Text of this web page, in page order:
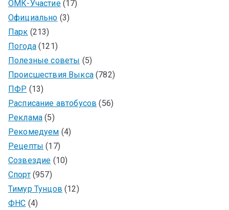
ОМК-Участие(17)
Официально (3)
Парк (213)
Погода(121)
Полезные советы (5)
Происшествия Выкса(782)
ПФР (13)
Расписание автобусов (56)
Реклама (5)
Рекомедуем (4)
Рецепты (17)
Созвездие (10)
Спорт(957)
Тимур Тунцов (12)
ФНС (4)